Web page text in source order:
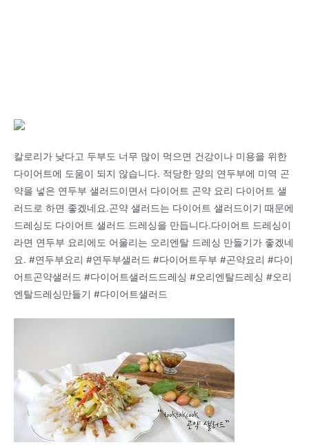
칼로리가 낮다고 두부도 너무 많이 먹으면 건강이나 미용을 위한
다이어트에 도움이 되지 않습니다. 적당한 양의 연두부에 미역 곤
약을 넣은 연두부 샐러드이면서 다이어트 곤약 요리 다이어트 샐
러드로 하면 좋겠네요.곤약 샐러드는 다이어트 샐러드이기 때문에
드레싱도 다이어트 샐러드 드레싱을 만듭니다.다이어트 드레싱이
라면 연두부 요리에도 어울리는 오리엔탈 드레싱 만들기가 좋겠네
요. #연두부요리 #연두부샐러드 #다이어트두부 #곤약요리 #다이
어트곤약샐러드 #다이어트샐러드드레싱 #오리엔탈드레싱 #오리
엔탈드레싱만들기 #다이어트샐러드